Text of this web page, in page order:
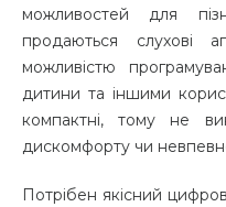
можливостей для
продаються слухові
можливістю
дитини та іншими
компактні, тому не
дискомфорту чи
Потрібен якісний